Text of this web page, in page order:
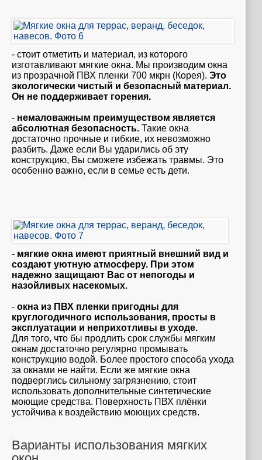
- стоит отметить и материал, из которого
изготавливают мягкие окна. Мы производим окна
из прозрачной ПВХ пленки 700 мкрн (Корея). Это
экологически чистый и безопасный материал.
Он не поддерживает горения.
- немаловажным преимуществом является
абсолютная безопасность. Такие окна
достаточно прочные и гибкие, их невозможно
разбить. Даже если Вы ударились об эту
конструкцию, Вы сможете избежать травмы. Это
особенно важно, если в семье есть дети.
- мягкие окна имеют приятный внешний вид и
создают уютную атмосферу. При этом
надежно защищают Вас от непогоды и
назойливых насекомых.
- окна из ПВХ пленки пригодны для
круглогодичного использования, просты в
эксплуатации и неприхотливы в уходе.
Для того, что бы продлить срок службы мягким
окнам достаточно регулярно промывать
конструкцию водой. Более простого способа ухода
за окнами не найти. Если же мягкие окна
подверглись сильному загрязнению, стоит
использовать дополнительные синтетические
моющие средства. Поверхность ПВХ плёнки
устойчива к воздействию моющих средств.
Варианты использования мягких